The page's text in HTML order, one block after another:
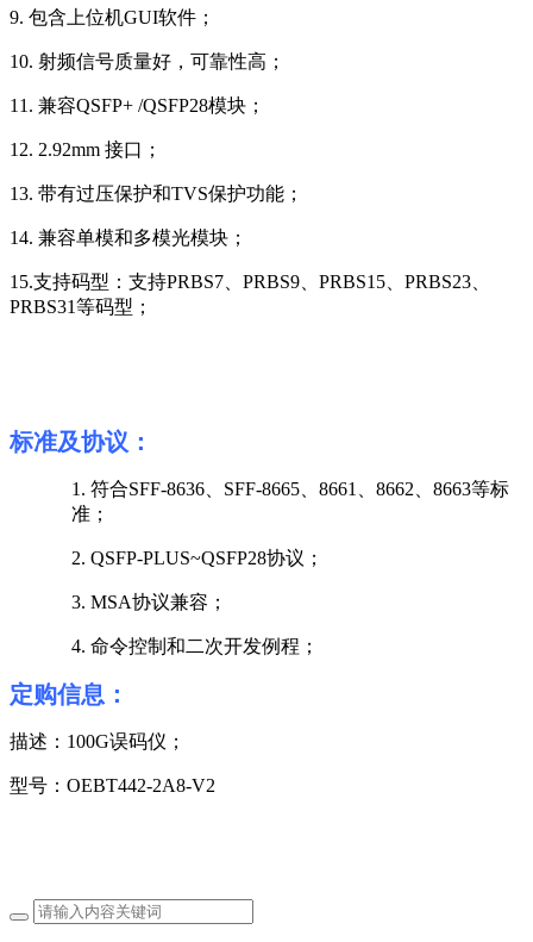
9. 包含上位机GUI软件；
10. 射频信号质量好，可靠性高；
11. 兼容QSFP+ /QSFP28模块；
12. 2.92mm 接口；
13. 带有过压保护和TVS保护功能；
14. 兼容单模和多模光模块；
15.支持码型：支持PRBS7 PRBS9 PRBS15 PRBS23
PRBS31等码型；
标准及协议：
1. 符合SFF-8636 SFF-8665 、8661、8662、8663等标
准 ；
2. QSFP-PLUS~QSFP28协议；
3. MSA协议兼容；
4. 命令控制和二次开发例程；
定购信息：
描述： 100G误码仪；
型号： OEBT442-2A8-V2